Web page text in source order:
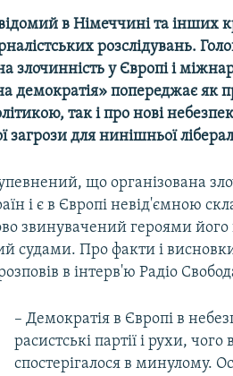
в Німеччині та інших
розслідувань.
злочинність у Європі і
демократія» попереджає як
так і про нові
загрози для нинішньої
що організована
і є в Європі невід'ємною
звинувачений героями його
судами. Про факти і
в інтерв'ю Радіо
– Демократія в Європі в
расистські партії і рухи,
спостерігалося в минулому.